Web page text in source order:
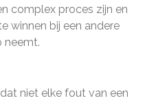
complex proces zijn en
winnen bij een andere
neemt.
niet elke fout van een